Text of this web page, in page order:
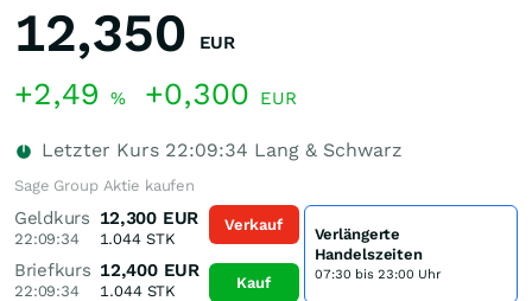
12,350 EUR
+2,49 % +0,300 EUR
Letzter Kurs 22:09:34 Lang & Schwarz
Sage Group Aktie kaufen
Geldkurs
22:09:34
12,300 EUR
1.044STK
Briefkurs
22:09:34
12,400 EUR
1.044STK
Verkauf
Kauf
Verlängerte
Handelszeiten
07:30 bis 23:00 Uhr